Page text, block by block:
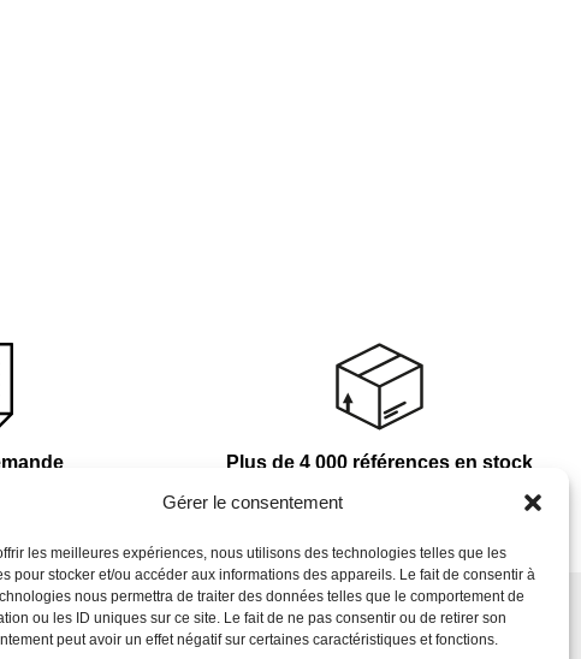
Gérer le consentement
les meilleures expériences, nous utilisons des technologies telles que les
pour stocker et/ou accéder aux informations des appareils. Le fait de consentir à
nous permettra de traiter des données telles que le comportement de
ou les ID uniques sur ce site. Le fait de ne pas consentir ou de retirer son
peut avoir un effet négatif sur certaines caractéristiques et fonctions.
Plus de 4 000 références en stock
Newsletter